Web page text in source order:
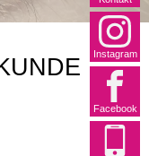
Instagram
Facebook